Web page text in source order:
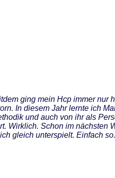
ging mein Hcp immer nur
In diesem Jahr lernte ich
und auch von ihr als
Wirklich. Schon im nächsten
gleich unterspielt. Einfach